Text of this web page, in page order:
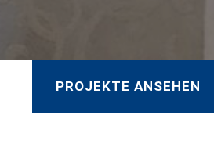
PROJEKTE ANSEHEN